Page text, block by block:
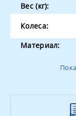
Вес (кг):
Колеса:
Материал:
безопасности